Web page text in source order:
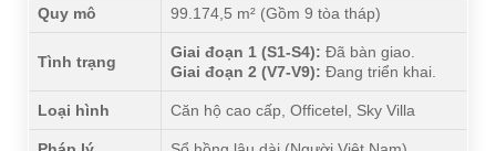
Quy mô 99.174,5 m² (Gồm 9 tòa tháp)
Tình trạng
Giai đoạn 1 (S1-S4): Đã bàn giao.
Giai đoạn 2 (V7-V9): Đang triển khai.
Loại hình Căn hộ cao cấp, Officetel, Sky Villa